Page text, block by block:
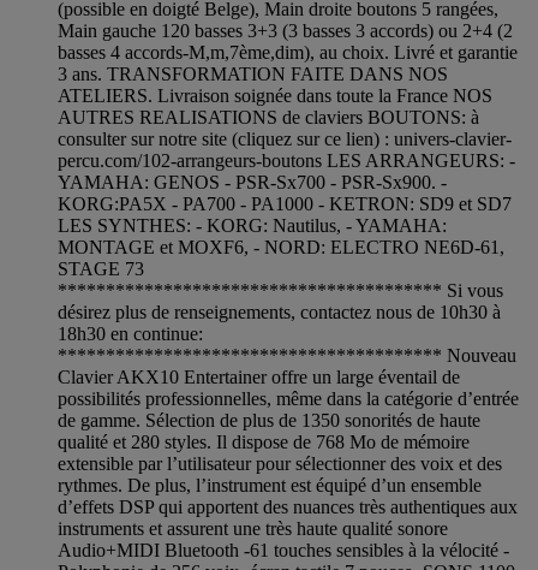
(possible en doigté Belge), Main droite boutons 5 rangées,
Main gauche 120 basses 3+3 (3 basses 3 accords) ou 2+4 (2
basses 4 accords-M,m,7ème,dim), au choix. Livré et garantie
3 ans. TRANSFORMATION FAITE DANS NOS
ATELIERS. Livraison soignée dans toute la France NOS
AUTRES REALISATIONS de claviers BOUTONS: à
consulter sur notre site (cliquez sur ce lien) : univers-clavier-
percu.com/102-arrangeurs-boutons LES ARRANGEURS: -
YAMAHA: GENOS - PSR-Sx700 - PSR-Sx900. -
KORG:PA5X - PA700 - PA1000 - KETRON: SD9 et SD7
LES SYNTHES: - KORG: Nautilus, - YAMAHA:
MONTAGE et MOXF6, - NORD: ELECTRO NE6D-61,
STAGE 73
**************************************** Si vous
désirez plus de renseignements, contactez nous de 10h30 à
18h30 en continue:
**************************************** Nouveau
Clavier AKX10 Entertainer offre un large éventail de
possibilités professionnelles, même dans la catégorie d’entrée
de gamme. Sélection de plus de 1350 sonorités de haute
qualité et 280 styles. Il dispose de 768 Mo de mémoire
extensible par l’utilisateur pour sélectionner des voix et des
rythmes. De plus, l’instrument est équipé d’un ensemble
d’effets DSP qui apportent des nuances très authentiques aux
instruments et assurent une très haute qualité sonore
Audio+MIDI Bluetooth -61 touches sensibles à la vélocité -